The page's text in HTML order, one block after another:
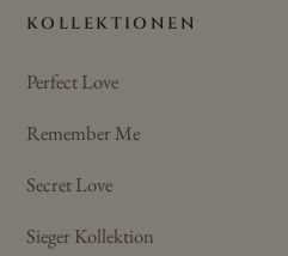
KOLLEKTIONEN
Perfect Love
Remember Me
Secret Love
Sieger Kollektion